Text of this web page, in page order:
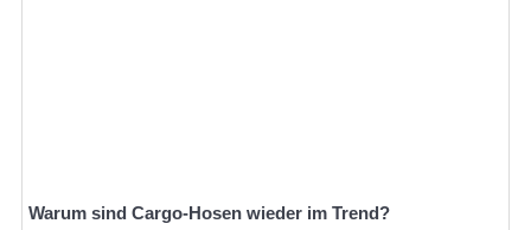
Warum sind Cargo-Hosen wieder im Trend?